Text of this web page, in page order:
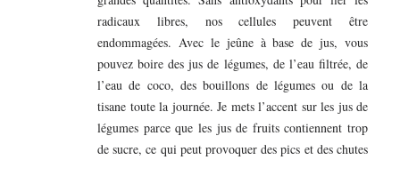
radicaux libres, nos cellules peuvent être
endommagées. Avec le jeûne à base de jus, vous
pouvez boire des jus de légumes, de l’eau filtrée, de
l’eau de coco, des bouillons de légumes ou de la
tisane toute la journée. Je mets l’accent sur les jus de
légumes parce que les jus de fruits contiennent trop
de sucre, ce qui peut provoquer des pics et des chutes